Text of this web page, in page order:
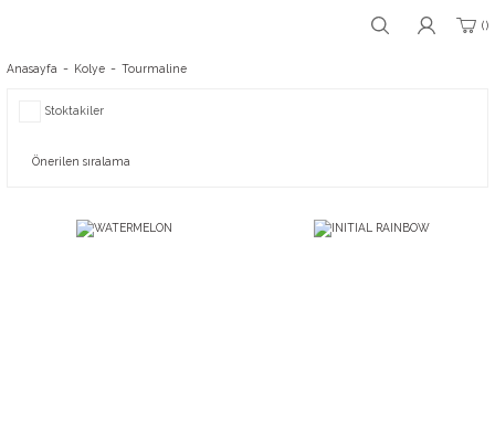
Anasayfa Kolye Tourmaline
Stoktakiler